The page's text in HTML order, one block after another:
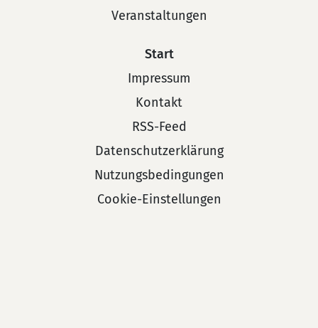
Veranstaltungen
Start
Impressum
Kontakt
RSS-Feed
Datenschutzerklärung
Nutzungsbedingungen
Cookie-Einstellungen